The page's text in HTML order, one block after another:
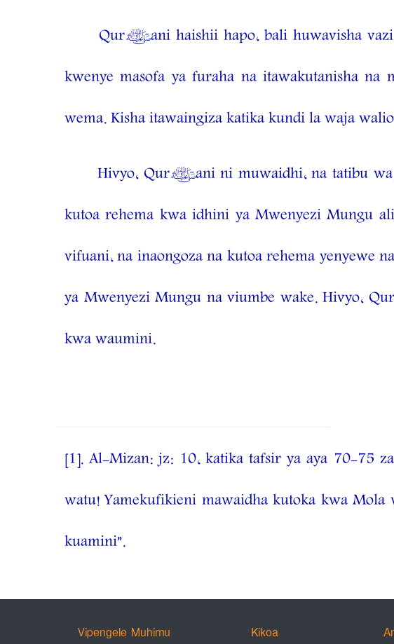
Qur’ani haishii hapo, bali huwavisha vazi
kwenye masofa ya furaha na itawakutanisha
wema. Kisha itawaingiza katika kundi la waja
Hivyo, Qur’ani ni muwaidhi, na tatibu wa
kutoa rehema kwa idhini ya Mwenyezi Mungu
vifuani, na inaongoza na kutoa rehema yenyewe
ya Mwenyezi Mungu na viumbe wake. Hivyo,
kwa waumini.
[1]. Al-Mizan: jz: 10, katika tafsir ya aya 70-75
watu! Yamekufikieni mawaidha kutoka kwa
kuamini”.
Vipengele Muhimu Kikoa